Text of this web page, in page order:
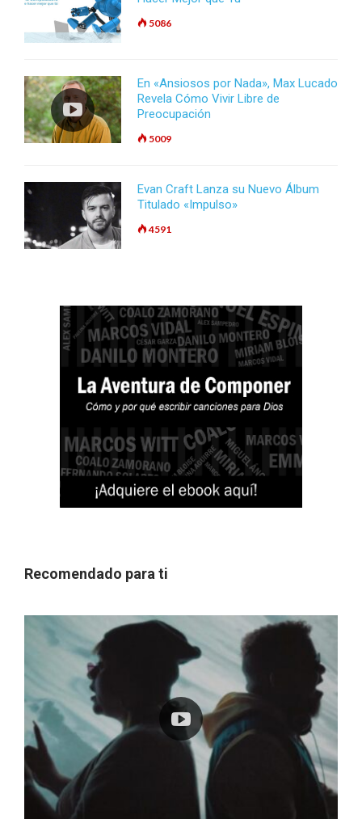
5086
En «Ansiosos por Nada», Max Lucado
Revela Cómo Vivir Libre de
Preocupación
5009
Evan Craft Lanza su Nuevo Álbum
Titulado «Impulso»
4591
Recomendado para ti